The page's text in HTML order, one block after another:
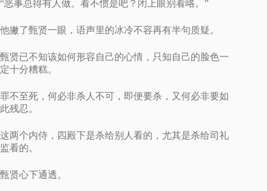
“恶事总得有人做。看不惯是吧？闭上眼别看咯。”
他撇了甄贤一眼，语声里的冰冷不容再有半句质疑。
甄贤已不知该如何形容自己的心情，只知自己的脸色一
定十分糟糕。
罪不至死，何必非杀人不可，即便要杀，又何必非要如
此残忍。
这两个内侍，四殿下是杀给别人看的，尤其是杀给司礼
监看的。
甄贤心下通透。